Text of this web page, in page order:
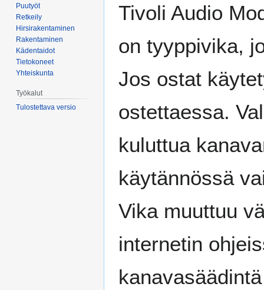
Tivoli Audio
on tyyppivika,
Jos ostat
ostettaessa.
kuluttua
käytännössä
Vika muuttuu
internetin
Puutyöt
Retkeily
Hirsirakentaminen
Rakentaminen
Kädentaidot
Tietokoneet
Yhteiskunta
Työkalut
Tulostettava versio